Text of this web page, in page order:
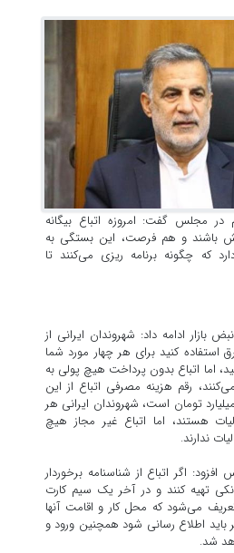
در مجلس گفت: امروزه اتباع بیگانه
باشند و هم فرصت، این بستگی به
که چگونه برنامه ریزی می‌کنند تا
بازار ادامه داد: شهروندان ایرانی از
کنید برای هر چهار مورد شما
اما اتباع بدون پرداخت هیچ پولی به
رقم هزینه مصرفی اتباع از این
حدود ۲۵۰ هزار میلیارد تومان است، شهروندان ایرانی هر
هستند، اما اتباع غیر مجاز هیچ
ندارند.
اگر اتباع از شناسنامه برخوردار
تهیه کنند و در آخر یک سیم کارت
می‌شود که محل کار و اقامت آنها
باید اطلاع رسانی شود همچنین ورود و
شد.